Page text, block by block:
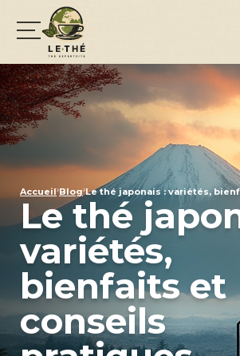
Accueil›Blog›Le thé japonais : variétés,
Le thé
variétés,
bienfaits et
conseils